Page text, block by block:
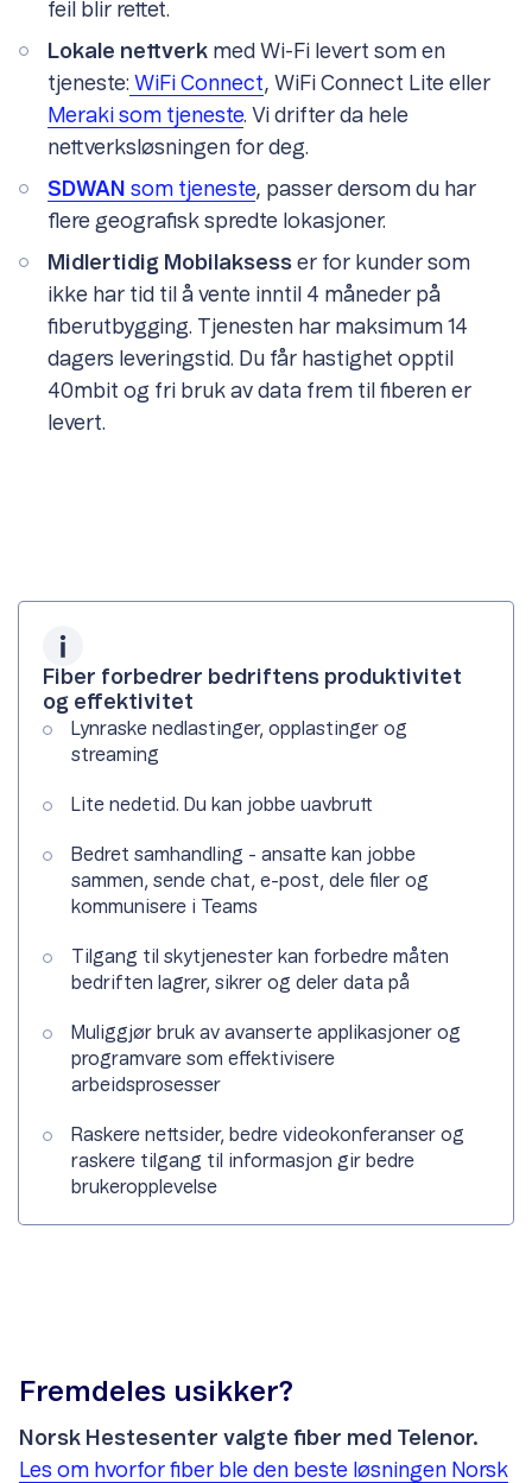
feil blir rettet.
Lokale nettverk med Wi-Fi levert som en
tjeneste: WiFi Connect, WiFi Connect Lite eller
Meraki som tjeneste. Vi drifter da hele
nettverksløsningen for deg.
SDWAN som tjeneste, passer dersom du har
flere geografisk spredte lokasjoner.
Midlertidig Mobilaksess er for kunder som
ikke har tid til å vente inntil 4 måneder på
fiberutbygging. Tjenesten har maksimum 14
dagers leveringstid. Du får hastighet opptil
40mbit og fri bruk av data frem til fiberen er
levert.
Fiber forbedrer bedriftens produktivitet
og effektivitet
Lynraske nedlastinger, opplastinger og
streaming
Lite nedetid. Du kan jobbe uavbrutt
Bedret samhandling - ansatte kan jobbe
sammen, sende chat, e-post, dele filer og
kommunisere i Teams
Tilgang til skytjenester kan forbedre måten
bedriften lagrer, sikrer og deler data på
Muliggjør bruk av avanserte applikasjoner og
programvare som effektivisere
arbeidsprosesser
Raskere nettsider, bedre videokonferanser og
raskere tilgang til informasjon gir bedre
brukeropplevelse
Fremdeles usikker?
Norsk Hestesenter valgte fiber med Telenor.
Les om hvorfor fiber ble den beste løsningen Norsk